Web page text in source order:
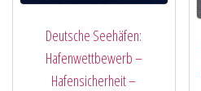
Deutsche Seehäfen:
Hafenwettbewerb –
Hafensicherheit –